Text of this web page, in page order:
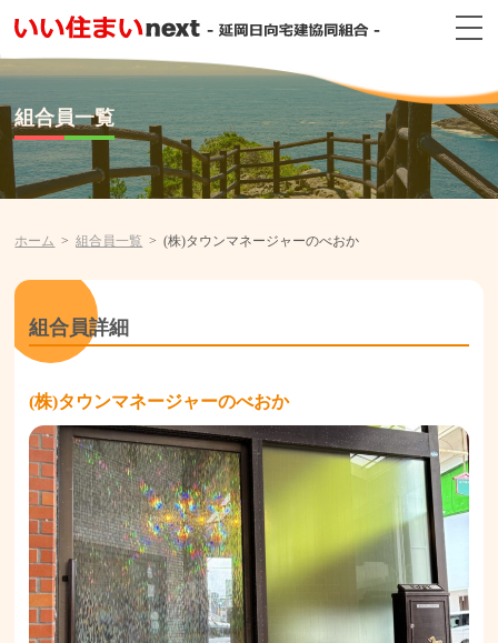
組合員一覧
ホーム 組合員一覧 (株)タウンマネージャーのべおか
組合員詳細
(株)タウンマネージャーのべおか